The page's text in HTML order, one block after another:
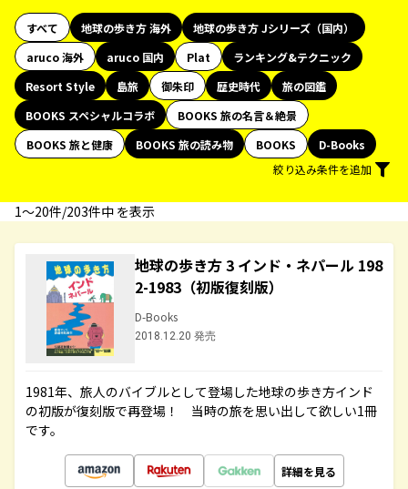
すべて 地球の歩き方 海外
地球の歩き方 Jシリーズ（国内）
aruco 海外
aruco 国内 Plat
ランキング&テクニック
Resort Style
島旅 御朱印 歴史時代
旅の図鑑
BOOKS スペシャルコラボ
BOOKS 旅の名言＆絶景
BOOKS 旅と健康
BOOKS 旅の読み物 BOOKS
D-Books
絞り込み条件を追加
1〜20件/203件中 を表示
地球の歩き方 3 インド・ネパール 198
2-1983（初版復刻版）
D-Books
2018.12.20 発売
1981年、旅人のバイブルとして登場した地球の歩き方インド
の初版が復刻版で再登場！ 当時の旅を思い出して欲しい1冊
です。
詳細を見る